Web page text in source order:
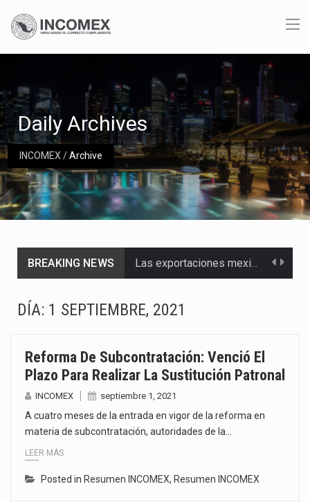
INCOMEX/Archive
Daily Archives
BREAKING NEWS Las exportaciones mexicanas de vehículos ligeros disminuyeron 9.67 % en julio a tasa anual, alcanzando…
Solo el 17.8 % de las empresas en México se considera totalmente preparada para la…
Los créditos fiscales determinados a empresas IMMEX rara vez nacen de una interpretación equivocada de…
La inversión fija bruta en México registró un aumento de 1.1% interanual en mayo de…
DÍA: 1 SEPTIEMBRE, 2021
Reforma De Subcontratación: Venció El
Plazo Para Realizar La Sustitución Patronal
INCOMEX septiembre 1, 2021
A cuatro meses de la entrada en vigor de la reforma en
materia de subcontratación, autoridades de la…
LEER MÁS
Posted in Resumen INCOMEX, Resumen INCOMEX